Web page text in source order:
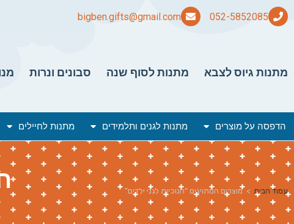
bigben.gifts@gmail.com
מתנות גיוס לצבא מתנות לסוף שנה סבונים ונרות
הדפסה על מוצרים מתנות לגנים ותלמידים מתנות לחיילים
עמוד הבית > מוצרים המתויגים “חנוכיות לגני ילדים”